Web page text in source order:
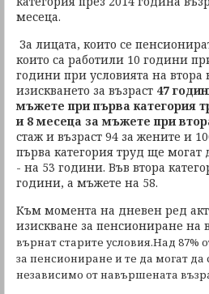
месеца.
За лицата, които се
които са работили 10 години
години при условията на втора
изискването за възраст 47
мъжете при първа категория
и 8 месеца за мъжете при
стаж и възраст 94 за жените и
първа категория труд ще
- на 53 години. Във втора
години, а мъжете на 58.
Към момента на дневен ред
изискване за пенсиониране на
върнат старите условия.Над 87%
за пенсиониране и те да могат
независимо от навършената